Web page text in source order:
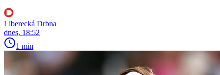
Liberecká Drbna
dnes, 18:52
1 min